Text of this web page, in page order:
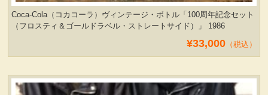
Coca-Cola（コカコーラ）ヴィンテージ・ボトル「100周年記念セット
（フロスティ＆ゴールドラベル・ストレートサイド）」 1986
¥33,000（税込）